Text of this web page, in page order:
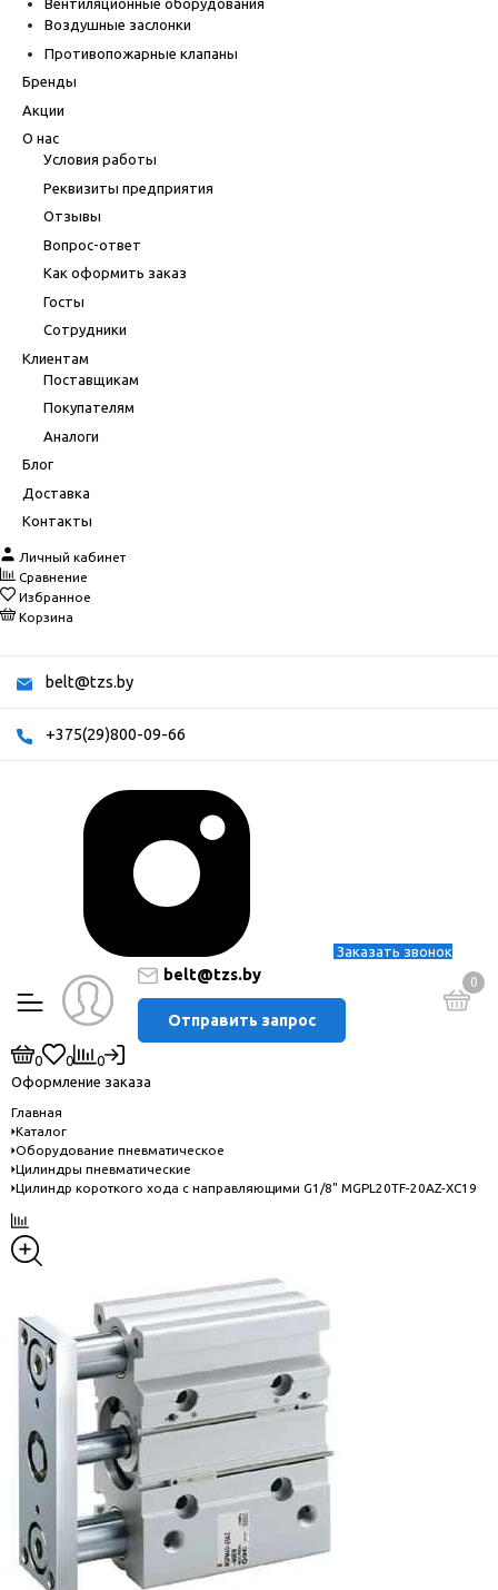
Вентиляционные оборудования
Воздушные заслонки
Противопожарные клапаны
Бренды
Акции
О нас
Условия работы
Реквизиты предприятия
Отзывы
Вопрос-ответ
Как оформить заказ
Госты
Сотрудники
Клиентам
Поставщикам
Покупателям
Аналоги
Блог
Доставка
Контакты
Личный кабинет
Сравнение
Избранное
Корзина
belt@tzs.by
+375(29)800-09-66
Заказать звонок
belt@tzs.by
Отправить запрос
0
0 0
0
Оформление заказа
Главная
Каталог
Оборудование пневматическое
Цилиндры пневматические
Цилиндр короткого хода с направляющими G1/8" MGPL20TF-20AZ-XC19